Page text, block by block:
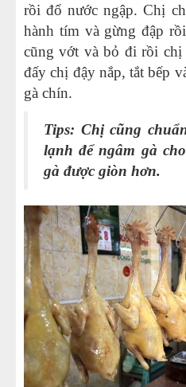
rồi đổ nước ngập. Chị
hành tím và gừng đập
cũng vớt và bỏ đi rồi chị
đấy chị đậy nắp, tắt bếp
gà chín.
Tips: Chị cũng
lạnh để ngâm gà
gà được giòn hơn.